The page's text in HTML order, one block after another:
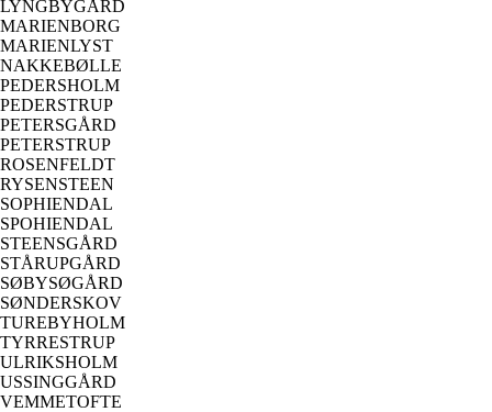
LYNGBYGÅRD
MARIENBORG
MARIENLYST
NAKKEBØLLE
PEDERSHOLM
PEDERSTRUP
PETERSGÅRD
PETERSTRUP
ROSENFELDT
RYSENSTEEN
SOPHIENDAL
SPOHIENDAL
STEENSGÅRD
STÅRUPGÅRD
SØBYSØGÅRD
SØNDERSKOV
TUREBYHOLM
TYRRESTRUP
ULRIKSHOLM
USSINGGÅRD
VEMMETOFTE